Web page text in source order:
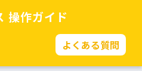
操作ガイド
よくある質問